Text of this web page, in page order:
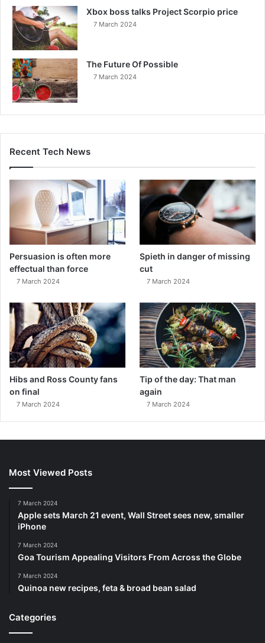
Xbox boss talks Project Scorpio price
7 March 2024
The Future Of Possible
7 March 2024
Recent Tech News
Persuasion is often more
effectual than force
7 March 2024
Spieth in danger of missing
cut
7 March 2024
Hibs and Ross County fans
on final
7 March 2024
Tip of the day: That man
again
7 March 2024
Most Viewed Posts
7 March 2024
Apple sets March 21 event, Wall Street sees new, smaller
iPhone
7 March 2024
Goa Tourism Appealing Visitors From Across the Globe
7 March 2024
Quinoa new recipes, feta & broad bean salad
Categories